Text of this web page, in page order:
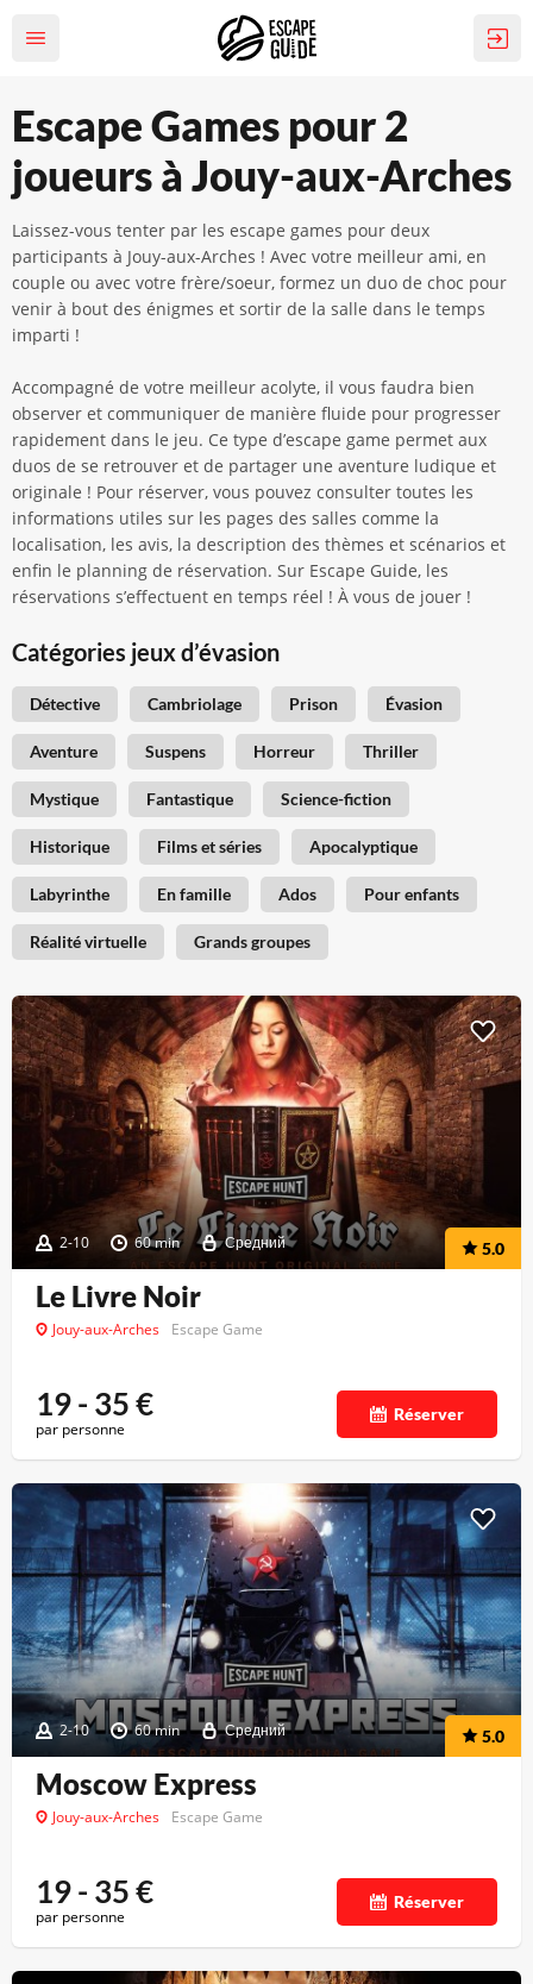
Escape Games pour 2
joueurs à Jouy-aux-Arches
Laissez-vous tenter par les escape games pour deux
participants à Jouy-aux-Arches ! Avec votre meilleur ami, en
couple ou avec votre frère/soeur, formez un duo de choc pour
venir à bout des énigmes et sortir de la salle dans le temps
imparti !
Accompagné de votre meilleur acolyte, il vous faudra bien
observer et communiquer de manière fluide pour progresser
rapidement dans le jeu. Ce type d’escape game permet aux
duos de se retrouver et de partager une aventure ludique et
originale ! Pour réserver, vous pouvez consulter toutes les
informations utiles sur les pages des salles comme la
localisation, les avis, la description des thèmes et scénarios et
enfin le planning de réservation. Sur Escape Guide, les
réservations s’effectuent en temps réel ! À vous de jouer !
Catégories jeux d’évasion
Détective Cambriolage Prison Évasion
Aventure Suspens Horreur Thriller
Mystique Fantastique Science-fiction
Historique Films et séries Apocalyptique
Labyrinthe En famille Ados Pour enfants
Réalité virtuelle Grands groupes
2-10 60 min Средний 5.0
Le Livre Noir
Jouy-aux-Arches Escape Game
19 - 35€
par personne
Réserver
2-10 60 min Средний 5.0
Moscow Express
Jouy-aux-Arches Escape Game
19 - 35€
par personne
Réserver